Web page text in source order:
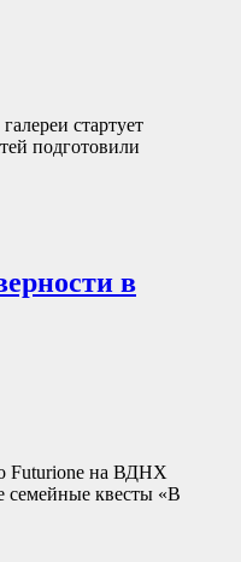
стартует
подготовили
в
Futurione на ВДНХ
семейные квесты «В